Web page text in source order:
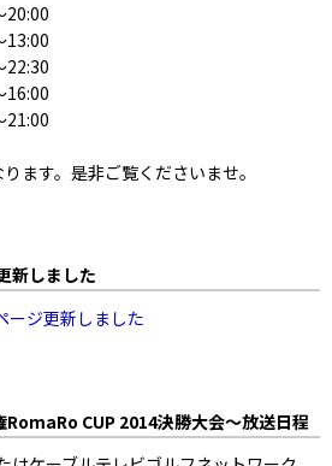
20:00
13:00
22:30
16:00
21:00
ます。是非ご覧くださいませ。
新しました
ージ更新しました
CUP 2014決勝大会～放送日程